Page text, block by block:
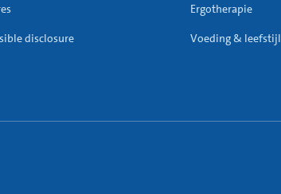
disclosure
Ergotherapie
Voeding & leefstijl